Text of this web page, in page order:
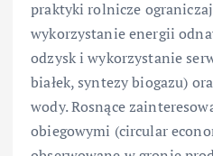
praktyki rolnicze
wykorzystanie energii
odzysk i wykorzystanie
białek, syntezy biogazu)
wody. Rosnące
obiegowymi (circular